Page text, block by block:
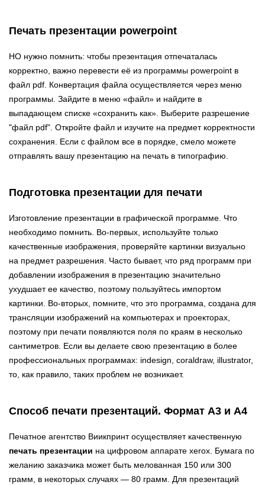
Печать презентации powerpoint
НО нужно помнить: чтобы презентация отпечаталась
корректно, важно перевести её из программы powerpoint в
файл pdf. Конвертация файла осуществляется через меню
программы. Зайдите в меню «файл» и найдите в
выпадающем списке «сохранить как». Выберите разрешение
"файл pdf". Откройте файл и изучите на предмет корректности
сохранения. Если с файлом все в порядке, смело можете
отправлять вашу презентацию на печать в типографию.
Подготовка презентации для печати
Изготовление презентации в графической программе. Что
необходимо помнить. Во-первых, используйте только
качественные изображения, проверяйте картинки визуально
на предмет разрешения. Часто бывает, что ряд программ при
добавлении изображения в презентацию значительно
ухудшает ее качество, поэтому пользуйтесь импортом
картинки. Во-вторых, помните, что это программа, создана для
трансляции изображений на компьютерах и проекторах,
поэтому при печати появляются поля по краям в несколько
сантиметров. Если вы делаете свою презентацию в более
профессиональных программах: indesign, coraldraw, illustrator,
то, как правило, таких проблем не возникает.
Способ печати презентаций. Формат А3 и А4
Печатное агентство Виикпринт осуществляет качественную
печать презентации на цифровом аппарате xerox. Бумага по
желанию заказчика может быть мелованная 150 или 300
грамм, в некоторых случаях — 80 грамм. Для презентаций